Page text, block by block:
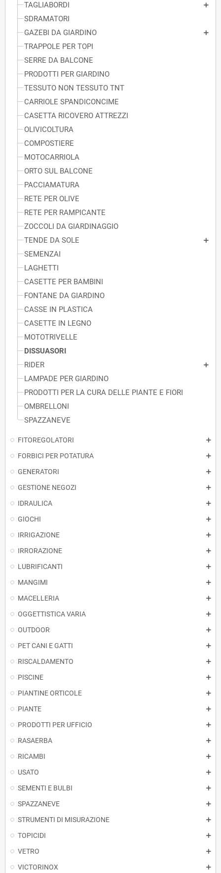
TAGLIABORDI
SDRAMATORI
GAZEBI DA GIARDINO
TRAPPOLE PER TOPI
SERRE DA BALCONE
PRODOTTI PER GIARDINO
TESSUTO NON TESSUTO TNT
CARRIOLE SPANDICONCIME
CASETTA RICOVERO ATTREZZI
OLIVICOLTURA
COMPOSTIERE
MOTOCARRIOLA
ORTO SUL BALCONE
PACCIAMATURA
RETE PER OLIVE
RETE PER RAMPICANTE
ZOCCOLI DA GIARDINAGGIO
TENDE DA SOLE
SEMENZAI
LAGHETTI
CASETTE PER BAMBINI
FONTANE DA GIARDINO
CASSE IN PLASTICA
CASETTE IN LEGNO
MOTOTRIVELLE
DISSUASORI
RIDER
LAMPADE PER GIARDINO
PRODOTTI PER LA CURA DELLE PIANTE E FIORI
OMBRELLONI
SPAZZANEVE
FITOREGOLATORI
FORBICI PER POTATURA
GENERATORI
GESTIONE NEGOZI
IDRAULICA
GIOCHI
IRRIGAZIONE
IRRORAZIONE
LUBRIFICANTI
MANGIMI
MACELLERIA
OGGETTISTICA VARIA
OUTDOOR
PET CANI E GATTI
RISCALDAMENTO
PISCINE
PIANTINE ORTICOLE
PIANTE
PRODOTTI PER UFFICIO
RASAERBA
RICAMBI
USATO
SEMENTI E BULBI
SPAZZANEVE
STRUMENTI DI MISURAZIONE
TOPICIDI
VETRO
VICTORINOX